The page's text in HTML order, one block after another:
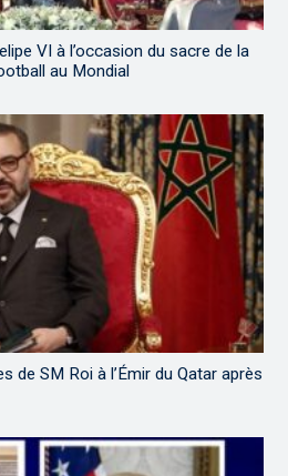
VI à l’occasion du sacre de la
au Mondial
de SM Roi à l’Émir du Qatar après